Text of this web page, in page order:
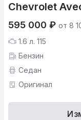
Chevrolet
595 000 ₽ от 8
1.6 л. 115
Бензин
Седан
Оригинал